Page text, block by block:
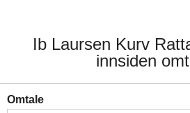
Ib Laursen Kurv
innsiden
Omtale